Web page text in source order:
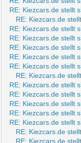
RE: Kiezcars.de stellt
RE: Kiezcars.de
RE: Kiezcars.de stellt
RE: Kiezcars.de stellt
RE: Kiezcars.de stellt
RE: Kiezcars.de stellt
RE: Kiezcars.de stellt
RE: Kiezcars.de
RE: Kiezcars.de stellt
RE: Kiezcars.de stellt
RE: Kiezcars.de stellt
RE: Kiezcars.de stellt
RE: Kiezcars.de stellt
RE: Kiezcars.de
RE: Kiezcars.de